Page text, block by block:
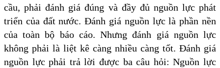
cầu, phải đánh giá đúng và đầy đủ nguồn lực phát
triển của đất nước. Đánh giá nguồn lực là phần nền
của toàn bộ báo cáo. Nhưng đánh giá nguồn lực
không phải là liệt kê càng nhiều càng tốt. Đánh giá
nguồn lực phải trả lời được ba câu hỏi: Nguồn lực